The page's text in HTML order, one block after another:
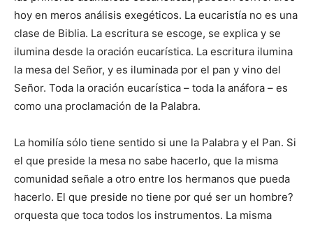
hoy en meros análisis exegéticos. La eucaristía no es una
clase de Biblia. La escritura se escoge, se explica y se
ilumina desde la oración eucarística. La escritura ilumina
la mesa del Señor, y es iluminada por el pan y vino del
Señor. Toda la oración eucarística – toda la anáfora – es
como una proclamación de la Palabra.
La homilía sólo tiene sentido si une la Palabra y el Pan. Si
el que preside la mesa no sabe hacerlo, que la misma
comunidad señale a otro entre los hermanos que pueda
hacerlo. El que preside no tiene por qué ser un hombre?
orquesta que toca todos los instrumentos. La misma